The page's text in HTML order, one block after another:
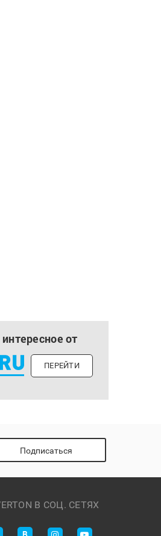
от
ПЕРЕЙТИ
Подписаться
В СОЦ. СЕТЯХ